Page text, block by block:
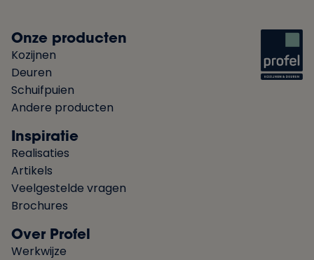
Onze producten
Kozijnen
Deuren
Schuifpuien
Andere producten
Inspiratie
Realisaties
Artikels
Veelgestelde vragen
Brochures
Over Profel
Werkwijze